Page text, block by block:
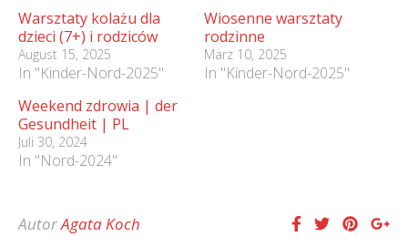
Warsztaty kolażu dla
dzieci (7+) i rodziców
August 15, 2025
In "Kinder-Nord-2025"
Wiosenne warsztaty
rodzinne
März 10, 2025
In "Kinder-Nord-2025"
Weekend zdrowia | der
Gesundheit | PL
Juli 30, 2024
In "Nord-2024"
AutorAgata Koch